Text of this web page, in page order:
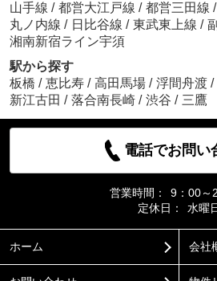
山手線 / 都営大江戸線 / 都営三田線 /
丸ノ内線 / 日比谷線 / 東武東上線 /
湘南新宿ライン宇須
駅から探す
板橋 / 恵比寿 / 高田馬場 / 浮間舟渡 /
新江古田 / 落合南長崎 / 渋谷 / 三鷹
電話でお問い
営業時間：
9：00～
定休日：
水曜
ホーム 会社